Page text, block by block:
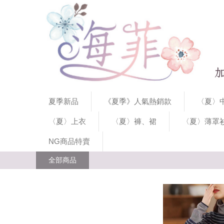
夏季新品 《夏季》人氣熱銷款 〈夏
〈夏〉上衣 〈夏〉褲、裙 〈夏〉薄罩
NG商品特賣
全部商品